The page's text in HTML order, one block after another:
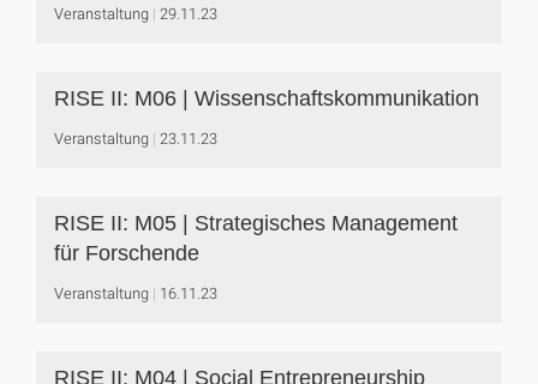
Veranstaltung 29.11.23
RISE II: M06 | Wissenschaftskommunikation
Veranstaltung 23.11.23
RISE II: M05 | Strategisches Management
für Forschende
Veranstaltung 16.11.23
RISE II: M04 | Social Entrepreneurship